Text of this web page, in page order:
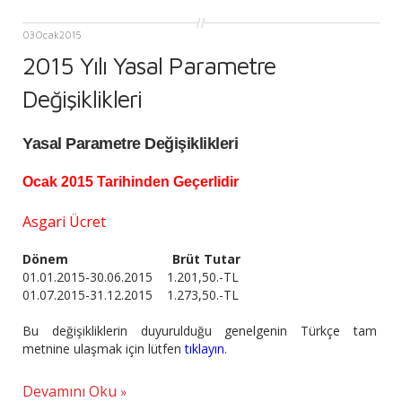
03Ocak2015
2015 Yılı Yasal Parametre
Değişiklikleri
Yasal Parametre Değişiklikleri
Ocak 2015 Tarihinden Geçerlidir
Asgari Ücret
Dönem Brüt Tutar
01.01.2015-30.06.2015 1.201,50.-TL
01.07.2015-31.12.2015 1.273,50.-TL
Bu değişikliklerin duyurulduğu genelgenin Türkçe tam
metnine ulaşmak için lütfentıklayın.
Devamını Oku